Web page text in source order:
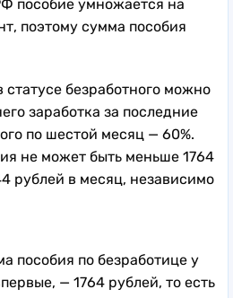
пособие умножается на
поэтому сумма пособия
безработного можно
заработка за последние
по шестой месяц — 60%.
не может быть меньше 1764
рублей в месяц, независимо
пособия по безработице у
— 1764 рублей, то есть